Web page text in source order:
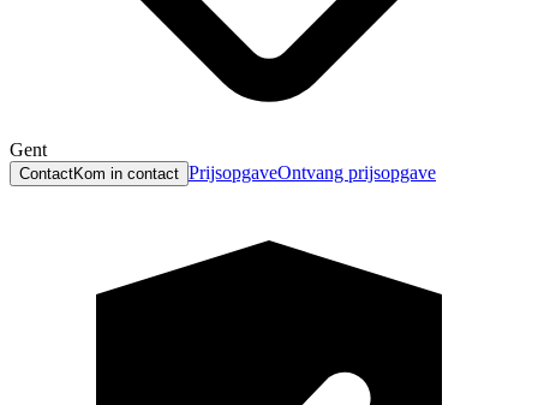
Gent
ContactKom in contact PrijsopgaveOntvang prijsopgave